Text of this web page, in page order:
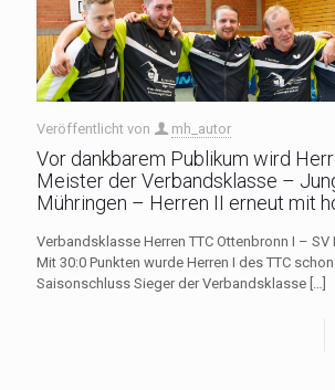
Veröffentlicht von mh_autor
Vor dankbarem Publikum wird
Meister der Verbandsklasse –
Mühringen – Herren II erneut mit
Verbandsklasse Herren TTC Ottenbronn I – SV
Mit 30:0 Punkten wurde Herren I des TTC
Saisonschluss Sieger der Verbandsklasse […]